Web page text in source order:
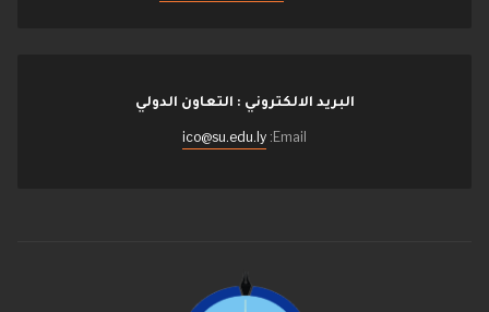
البريد الالكتروني : التعاون الدولي
Email:
ico@su.edu.ly